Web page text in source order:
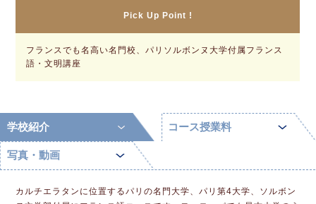
Pick Up Point !
フランスでも名高い名門校、パリソルボンヌ大学付属フランス
語・文明講座
学校紹介 コース授業料
写真・動画
カルチエラタンに位置するパリの名門大学、パリ第4大学、ソルボン